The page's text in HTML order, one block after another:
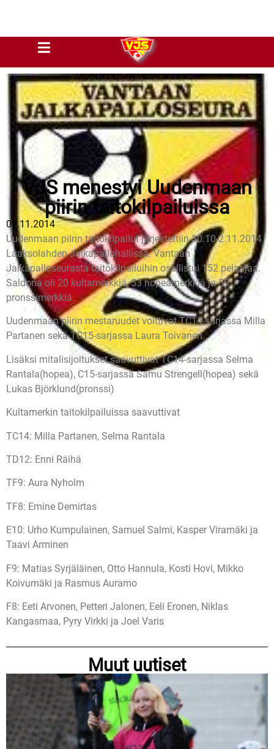
VJS menestyi Uudenmaan
piirin taitokilpailuissa
02.11.2014
Uudenmaan piirin taitokilpailut järjestettiin 30.10-2.11.2014
Laaksolahden Jalkapallohallissa. Vantaan
Jalkapalloseurasta taitokilpailuihin osallistui 152 pelaajaa.
Saldona oli 20 kultamerkkiä, 53 hopeamerkkiä ja 59
pronssimerkkiä.
Uudenmaan piirin mestaruudet voittivat TC14-sarjassa Milla
Partanen sekä TC15-sarjassa Laura Toivanen.
Lisäksi mitalisijoitukset saavuttivat TC14-sarjassa Selma
Rantala(hopea), C15-sarjassa Samu Strengell(hopea) sekä
Lukas Björklund(pronssi)
Kultamerkin taitokilpailuissa saavuttivat
TC14: Milla Partanen, Selma Rantala
TD12: Enni Räihä
TF9: Aura Nyholm
TF8: Emine Demirtas
E10: Urho Kumpulainen, Samuel Salmi, Kasper Viramäki ja
Taavi Arminen
F9: Matias Syrjäläinen, Otto Hannula, Kosti Hovi, Mikko
Koivumäki ja Rasmus Auramo
F8: Eeti Arvonen, Petteri Jalonen, Eeli Eronen, Niklas
Kangasmaa, Pyry Virkki ja Joel Varis
Muut uutiset